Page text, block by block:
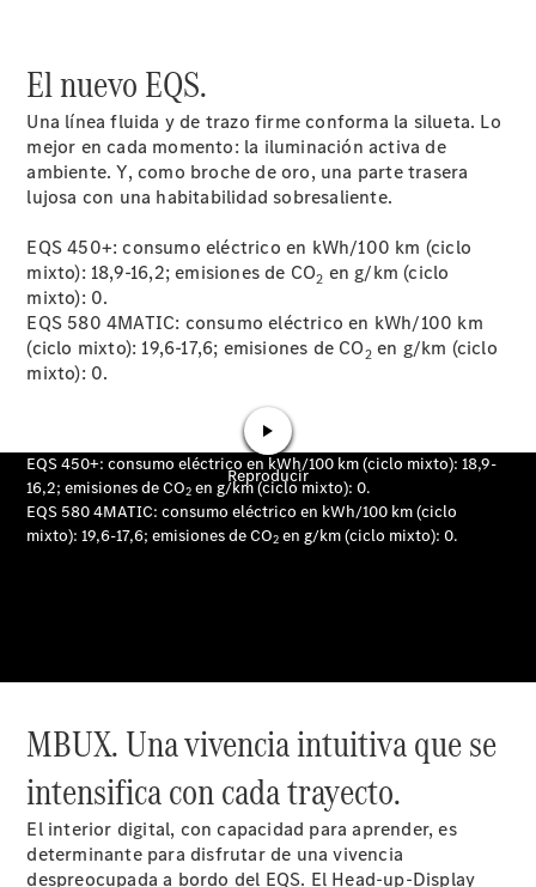
Contacto
Horarios
Star
Madrid.
Quienes
somos.
Por qué
comprar:
Stock
Por qué Reparar:
Profesionalización
Reparar:
Tecnología
El nuevo EQS.
Una línea fluida y de trazo firme conforma la silueta. Lo
mejor en cada momento: la iluminación activa de
ambiente. Y, como broche de oro, una parte trasera
lujosa con una habitabilidad sobresaliente.
EQS 450+: consumo eléctrico en kWh/100 km (ciclo
mixto): 18,9-16,2; emisiones de CO2 en g/km (ciclo
mixto): 0.
EQS 580 4MATIC: consumo eléctrico en kWh/100 km
(ciclo mixto): 19,6-17,6; emisiones de CO2en g/km (ciclo
mixto): 0.
MBUX. Una vivencia intuitiva que se
intensifica con cada trayecto.
El interior digital, con capacidad para aprender, es
determinante para disfrutar de una vivencia
despreocupada a bordo del EQS. El Head-up-Display